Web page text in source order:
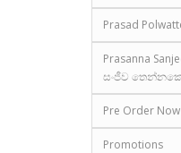
Prasad
Prasanna
සංජීව
Pre Order Now
Promotions